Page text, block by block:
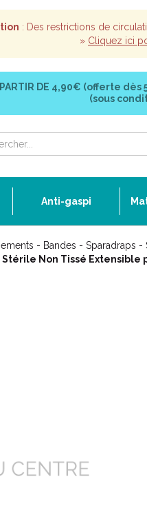
: Des restrictions de
» Cliquez ici
DE 4,90€ (offerte dès
(sous
Anti-gaspi
- Bandes - Sparadraps -
Stérile Non Tissé